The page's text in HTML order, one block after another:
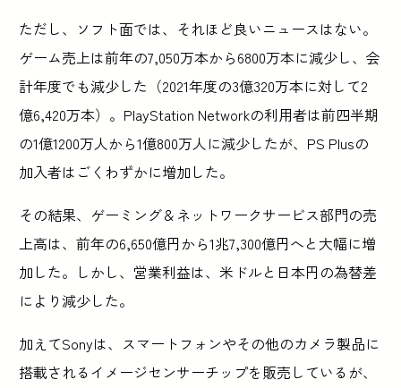
ただし、ソフト面では、それほど良いニュースはない。
ゲーム売上は前年の7,050万本から6800万本に減少し、会
計年度でも減少した（2021年度の3億320万本に対して2
億6,420万本）。PlayStation Networkの利用者は前四半期
の1億1200万人から1億800万人に減少したが、PS Plusの
加入者はごくわずかに増加した。
その結果、ゲーミング＆ネットワークサービス部門の売
上高は、前年の6,650億円から1兆7,300億円へと大幅に増
加した。しかし、営業利益は、米ドルと日本円の為替差
により減少した。
加えてSonyは、スマートフォンやその他のカメラ製品に
搭載されるイメージセンサーチップを販売しているが、